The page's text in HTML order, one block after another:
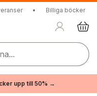
• Billiga böcker
upp till 50% →